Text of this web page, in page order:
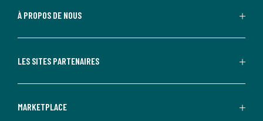
À PROPOS DE NOUS
LES SITES PARTENAIRES
MARKETPLACE